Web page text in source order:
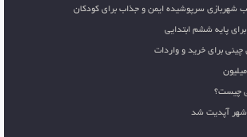
شهربازی سرپوشیده ایمن و جذاب برای کودکان
پایه ششم ابتدایی
چینی برای خرید و واردات
چیست؟
شهر آپدیت شد